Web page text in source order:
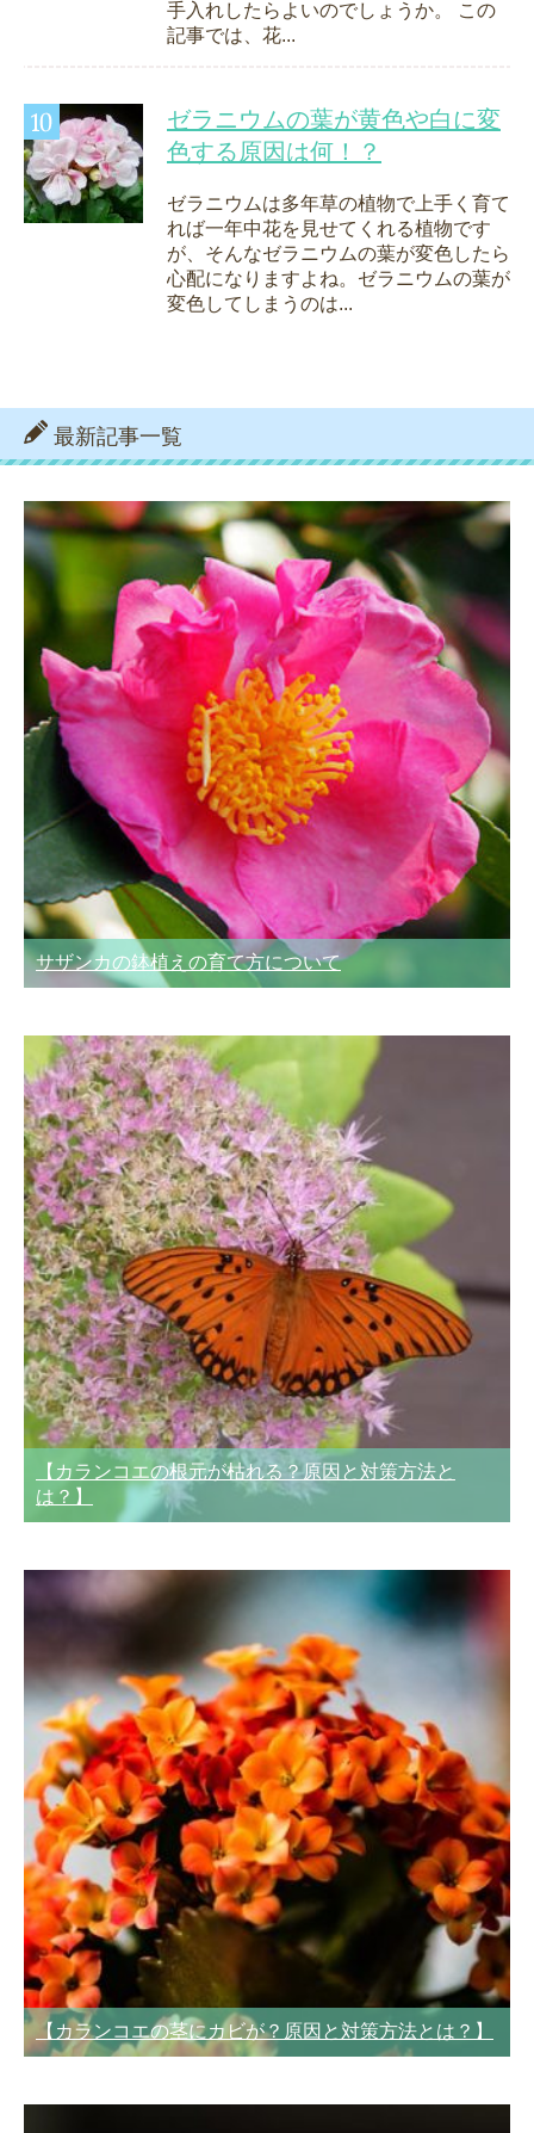
手入れしたらよいのでしょうか。 この
記事では、花...
ゼラニウムの葉が黄色や白に変
色する原因は何！？
ゼラニウムは多年草の植物で上手く育て
れば一年中花を見せてくれる植物です
が、そんなゼラニウムの葉が変色したら
心配になりますよね。ゼラニウムの葉が
変色してしまうのは...
最新記事一覧
サザンカの鉢植えの育て方について
【カランコエの根元が枯れる？原因と対策方法と
は？】
【カランコエの茎にカビが？原因と対策方法とは？】